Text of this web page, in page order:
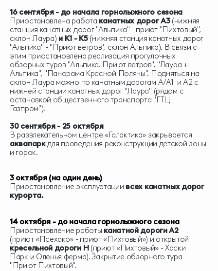
16 сентября - до начала горнолыжного сезона
Приостановлена работа канатных дорог А3 (нижняя
станция канатных дорог "Альпика" - приют "Пихтовый",
склон Лаура) и К1 - К5 (нижняя станция канатных дорог
"Альпика" - "Приют ветров", склон Альпика). В связи с
этим приостановлена реализация прогулочных
обзорных туров "Альпика. Приют ветров", "Лаура +
Альпика", "Панорама Красной Поляны". Подняться на
склон Лаура можно по канатным дорогам А/А1 и А2 с
нижней станции канатных дорог "Лаура" (рядом с
остановкой общественного транспорта "ГТЦ
Газпром").
30 сентября - 25 октября
В развлекательном центре «Галактика» закрывается
аквапаркдля проведения реконструкции детской зоны
и горок.
3 октября (на один день)
Приостановление эксплуатации всех канатных дорог
курорта.
14 октября - до начала горнолыжного сезона
Приостановление работы канатной дороги А2
(приют «Псехако» - приют «Пихтовый») и открытой
кресельной дороги H (приют «Пихтовый» - Хаски
Парк и Оленья ферма). Закрытие обзорного тура
"Приют Пихтовый".